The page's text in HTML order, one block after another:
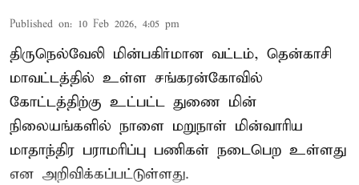
Published on: 10 Feb 2026, 4:05 pm
திருநெல்வேலி மின்பகிர்மான வட்டம், தென்காசி
மாவட்டத்தில் உள்ள சங்கரன்கோவில்
கோட்டத்திற்கு உட்பட்ட துணை மின்
நிலையங்களில் நாளை மறுநாள் மின்வாரிய
மாதாந்திர பராமரிப்பு பணிகள் நடைபெற உள்ளது
என அறிவிக்கப்பட்டுள்ளது.